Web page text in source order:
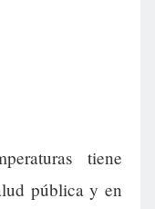
tiene
pública y en